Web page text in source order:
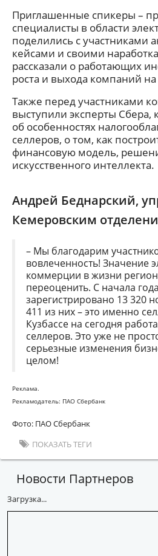
Приглашенные спикеры –
специалисты в области
поделились с участниками
кейсами и своими
рассказали о работающих
роста и выхода компаний
Также перед участниками
выступили эксперты Сбера,
об особенностях
селлеров, о том, как
финансовую модель,
искусственного интеллекта.
Андрей Беднарский,
Кемеровским
– Мы благодарим
вовлеченность! Значение
коммерции в жизни
переоценить. С начала
зарегистрировано 13 320
411 из них – это именно
Кузбассе на сегодня
селлеров. Это уже не
серьезные изменения
целом!
Реклама.
Рекламодатель: ПАО Сбербанк
Фото: ПАО Сбербанк
ПОКАЗАТЬ ТЕГИ
Новости Партнеров
Загрузка...